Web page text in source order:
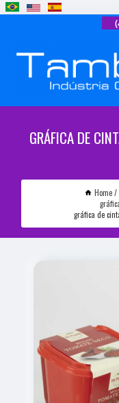
GRÁFICA DE
Home
gráfica de